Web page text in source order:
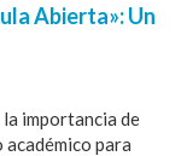
Abierta»: Un
importancia de
para